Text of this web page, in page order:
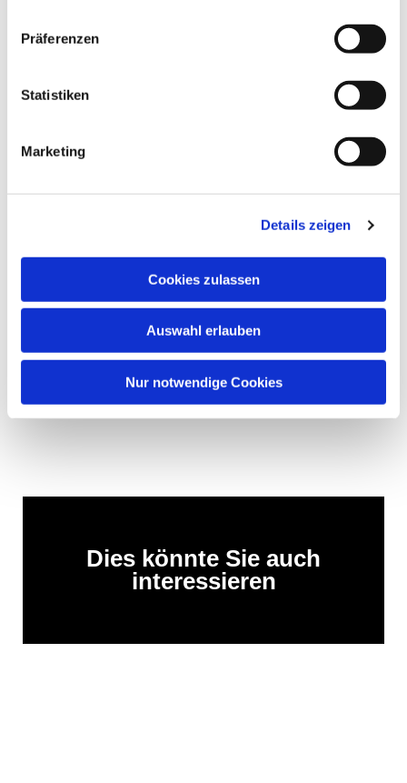
Präferenzen
Statistiken
Marketing
Details zeigen
Cookies zulassen
Auswahl erlauben
Nur notwendige Cookies
... und natürlich gibt es jeden Mittwoch auch
Dies könnte Sie auch
interessieren